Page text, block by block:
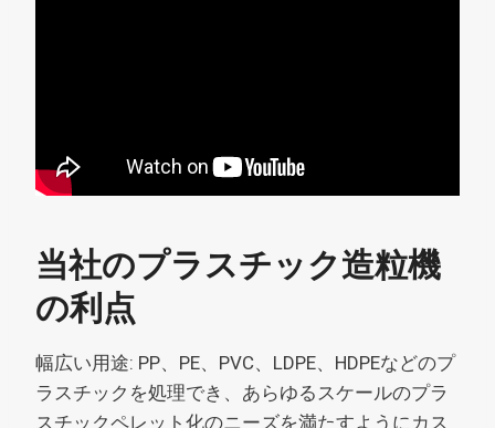
当社のプラスチック造粒機
の利点
幅広い用途: PP、PE、PVC、LDPE、HDPEなどのプ
ラスチックを処理でき、あらゆるスケールのプラ
スチックペレット化のニーズを満たすようにカス